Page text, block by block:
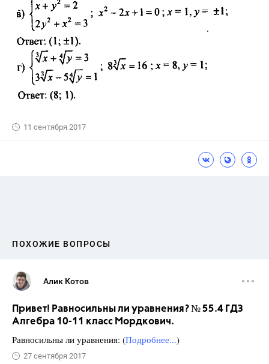
11 сентября 2017
ПОХОЖИЕ ВОПРОСЫ
Алик Котов
Привет! Равносильны ли уравнения? № 55.4 ГДЗ
Алгебра 10-11 класс Мордкович.
Равносильны ли уравнения: (Подробнее...)
27 сентября 2017